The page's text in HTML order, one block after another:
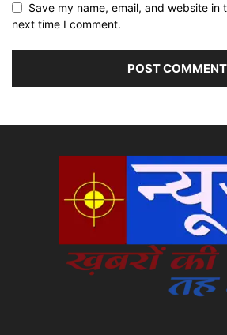
Save my name, email, and website in
next time I comment.